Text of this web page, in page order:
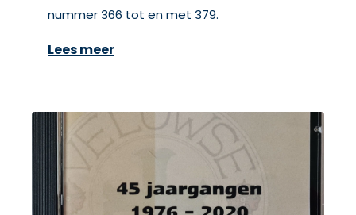
nummer 366 tot en met 379.
Lees meer